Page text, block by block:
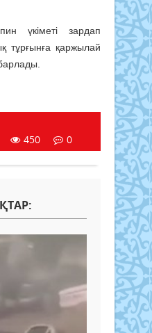
үкіметі зардап
тұрғынға қаржылай
450 0